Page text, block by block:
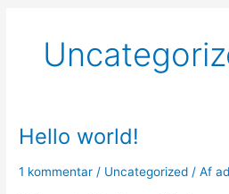
Hello world!
1 kommentar / Uncategorized / Af
Hello